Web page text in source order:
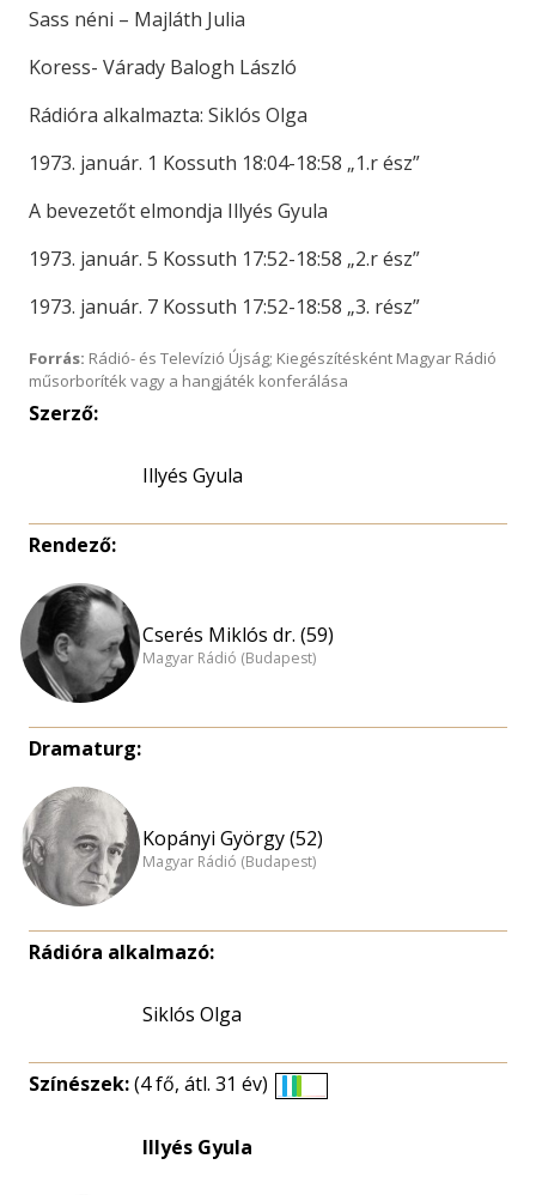
Sass néni – Majláth Julia
Koress- Várady Balogh László
Rádióra alkalmazta: Siklós Olga
1973. január. 1 Kossuth 18:04-18:58 „1.r ész”
A bevezetőt elmondja Illyés Gyula
1973. január. 5 Kossuth 17:52-18:58 „2.r ész”
1973. január. 7 Kossuth 17:52-18:58 „3. rész”
Forrás: Rádió- és Televízió Újság; Kiegészítésként Magyar Rádió
műsorboríték vagy a hangjáték konferálása
Szerző:
Illyés Gyula
Rendező:
Cserés Miklós dr. (59)
Magyar Rádió (Budapest)
Dramaturg:
Kopányi György (52)
Magyar Rádió (Budapest)
Rádióra alkalmazó:
Siklós Olga
Színészek:(4 fő, átl. 31 év)
Illyés Gyula